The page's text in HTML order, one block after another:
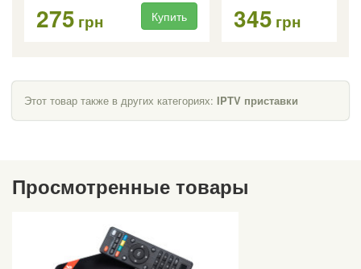
275 грн Купить 345 грн
Этот товар также в других категориях: IPTV приставки
Просмотренные товары